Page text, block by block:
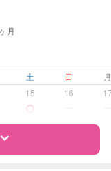
もに不可
相談
月
土 日
15 16